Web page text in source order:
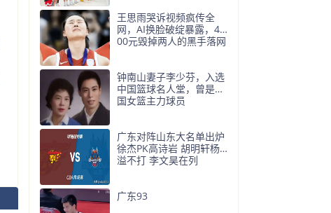
王思雨哭诉视频疯传全
网，AI换脸破绽暴露，40
00元毁掉两人的黑手落网
钟南山妻子李少芬，入选
中国篮球名人堂，曾是中
国女篮主力球员
广东对阵山东大名单出炉
徐杰PK高诗岩 胡明轩杨
溢不打 李文昊在列
广东93